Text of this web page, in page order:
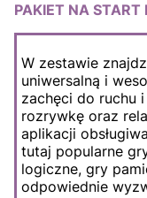
PAKIET NA START
W zestawie
uniwersalną i
zachęci do ruchu
rozrywkę oraz
aplikacji
tutaj popularne
logiczne, gry
odpowiednie